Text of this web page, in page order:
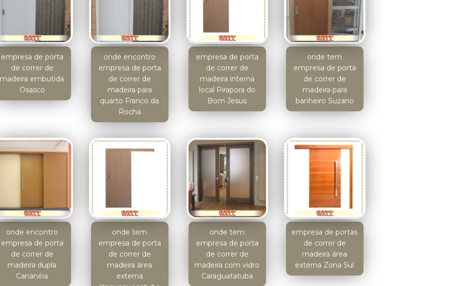
empresa de porta
de correr de
madeira embutida
Osasco
onde encontro
empresa de porta
de correr de
madeira para
quarto Franco da
Rocha
empresa de porta
de correr de
madeira interna
local Pirapora do
Bom Jesus
onde tem
empresa de porta
de correr de
madeira para
banheiro Suzano
onde encontro
empresa de porta
de correr de
madeira dupla
Cananéia
onde tem
empresa de porta
de correr de
madeira área
externa
onde tem
empresa de porta
de correr de
madeira com vidro
Caraguatatuba
empresa de portas
de correr de
madeira área
externa Zona Sul